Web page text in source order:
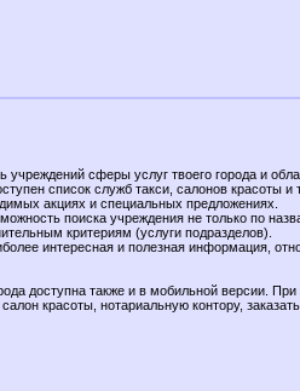
учреждений сферы услуг твоего города и
список служб такси, салонов красоты и
акциях и специальных предложениях.
поиска учреждения не только по
критериям (услуги подразделов).
интересная и полезная информация,
доступна также и в мобильной версии.
красоты, нотариальную контору,